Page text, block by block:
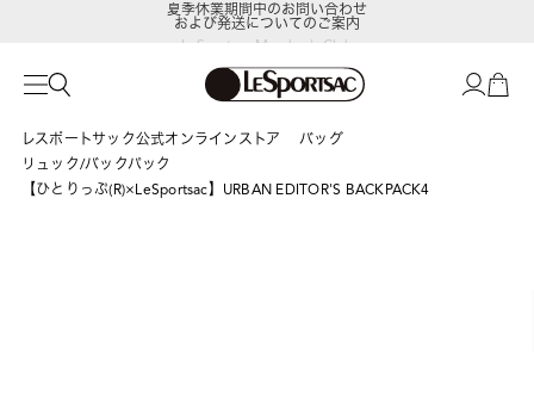
LeSportsac Member's Club
ポイントアップキャンペーン開催中
および発送についてのご案内
レスポートサック公式オンラインストア
バッグ
リュック/バックパック
【ひとりっぷ(R)×LeSportsac】URBAN EDITOR'S BACKPACK4